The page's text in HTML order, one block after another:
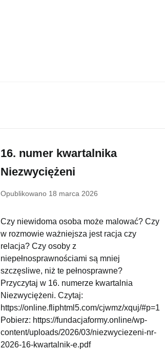
16. numer kwartalnika
Niezwyciężeni
Opublikowano 18 marca 2026
Czy niewidoma osoba może malować? Czy
w rozmowie ważniejsza jest racja czy
relacja? Czy osoby z
niepełnosprawnościami są mniej
szczęsliwe, niż te pełnosprawne?
Przyczytaj w 16. numerze kwartalnia
Niezwyciężeni. Czytaj:
https://online.fliphtml5.com/cjwmz/xquj/#p=1
Pobierz: https://fundacjaformy.online/wp-
content/uploads/2026/03/niezwyciezeni-nr-
2026-16-kwartalnik-e.pdf